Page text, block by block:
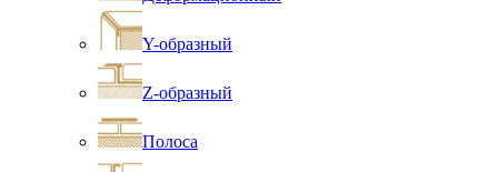
Y-образный
Z-образный
Полоса